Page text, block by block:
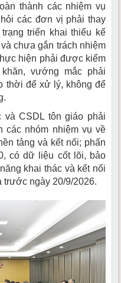
thành các nhiệm vụ
các đơn vị phải thay
triển khai thiếu kế
chưa gắn trách nhiệm
hiện phải được kiểm
vướng mắc phải
thời để xử lý, không để
CSDL tôn giáo phải
các nhóm nhiệm vụ về
tảng và kết nối; phấn
có dữ liệu cốt lõi, bảo
khai thác và kết nối
trước ngày 20/9/2026.